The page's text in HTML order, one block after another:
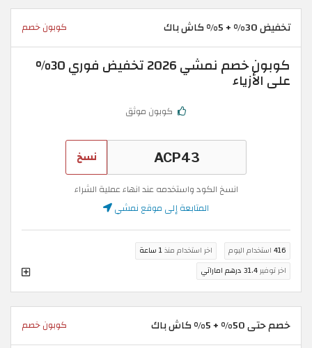
تخفيض 30% + 5% كاش باك كوبون خصم
كوبون خصم نمشي 2026 تخفيض فوري 30%
على الأزياء
كوبون موثق
نسخ
انسخ الكود واستخدمه عند انهاء عملية الشراء
المتابعة إلى موقع نمشي
416 استخدام اليوم اخر استخدام منذ1 ساعة
اخر توفير31.4 درهم اماراتي
خصم حتى 50% + 5% كاش باك كوبون خصم